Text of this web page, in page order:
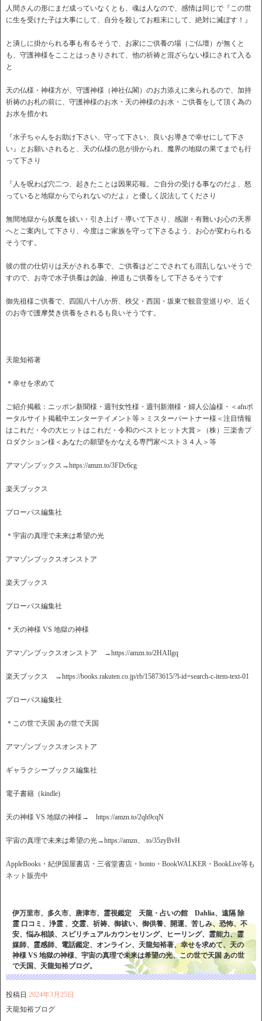
人間さんの形にまだ成っていなくとも、魂は人なので、感情は同じで『この世
に生を受けた子は大事にして、自分を殺してお粗末にして、絶対に滅ぼす！』
と潰しに掛かられる事も有るそうで、お家にご供養の場（ご仏壇）が無くと
も、守護神様をこことはっきりされて、他の祈祷と混ざらない様にされて入る
と
天の仏様・神様方が、守護神様（神社仏閣）のお力添えに来られるので、加持
祈祷のお札の前に、守護神様のお水・天の神様のお水・ご供養をして頂く為の
お水を措かれ
『水子ちゃんをお助け下さい、守って下さい、良いお導きで幸せにして下さ
い』とお願いされると、天の仏様の息が掛かられ、魔界の地獄の果てまでも行
って下さり
『人を呪わば穴二つ、起きたことは因果応報。ご自分の受ける事なのだよ、怒
っていると地獄からでられないのだよ』と優しく説法してくださり
無間地獄から妖魔を祓い・引き上げ・導いて下さり、感謝・有難いお心の天界
へとご案内して下さり、今度はご家族を守って下さるよう、お心が変わられる
そうです。
彼の世の仕切りは天がされる事で、ご供養はどこでされても混乱しないそうで
すので、お寺で水子供養は勿論、神道もご供養をして下さるそうです
御先祖様ご供養で、四国八十八か所、秩父・西国・坂東で観音堂巡りや、近く
のお寺で護摩焚き供養をされるも良いそうです。
天龍知裕著
＊幸せを求めて
ご紹介掲載：ニッポン新聞様・週刊女性様・週刊新潮様・婦人公論様・＜afnポ
ータルサイト掲載中エンターテイメント等＞ミスターパートナー様＜注目情報
はこれだ・今の大ヒットはこれだ・令和のベストヒット大賞＞（株）三楽舎プ
ロダクション様＜あなたの願望をかなえる専門家ベスト３４人＞等
アマゾンブックス→https://amzn.to/3FDc6cg
楽天ブックス
プローパス編集社
＊宇宙の真理で未来は希望の光
アマゾンブックスオンストア
楽天ブックス
プローパス編集社
＊天の神様 VS 地獄の神様
アマゾンブックスオンストア →https://amzn.to/2HAIlgq
楽天ブックス →https://books.rakuten.co.jp/rb/15873615/?l-id=search-c-item-text-01
プローパス編集社
＊この世で天国 あの世で天国
アマゾンブックスオンストア
ギャラクシーブックス編集社
電子書籍（kindle)
天の神様 VS 地獄の神様→ https://amzn.to/2qh9cqN
宇宙の真理で未来は希望の光→https://amzn、.to/35zyBvH
AppleBooks・紀伊国屋書店・三省堂書店・honto・BookWALKER・BookLive等も
ネット販売中
伊万里市、多久市、唐津市、霊視鑑定 天龍・占いの館 Dahlia、遠隔 除
霊 口コミ、浄霊 、交霊、祈祷、御祓い、御供養、開運、苦しみ、恐怖、不
安、悩み相談、スピリチュアルカウンセリング、ヒーリング、霊能力、霊
媒師、霊感師、電話鑑定、オンライン、天龍知裕著、幸せを求めて、天の
神様 VS 地獄の神様、宇宙の真理で未来は希望の光、この世で天国 あの世
で天国、天龍知裕ブログ。
投稿日 2024年3月25日
天龍知裕ブログ